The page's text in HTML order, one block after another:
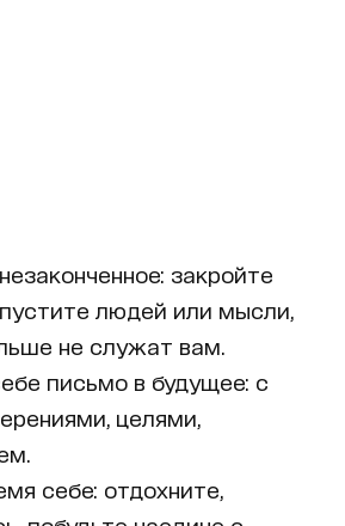
закройте
людей или мысли,
не служат вам.
письмо в будущее: с
целями,
себе: отдохните,